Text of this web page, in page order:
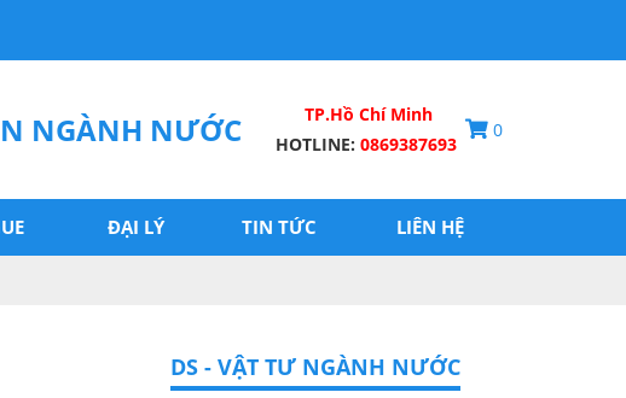
NGÀNH NƯỚC
TP.Hồ Chí Minh
HOTLINE: 0869387693
0
ĐẠI LÝ TIN TỨC LIÊN HỆ
DS - VẬT TƯ NGÀNH NƯỚC